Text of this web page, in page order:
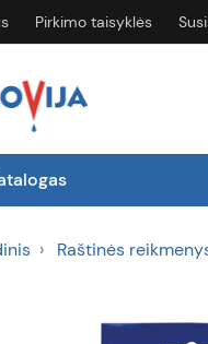
Pirkimo taisyklės
Raštinės